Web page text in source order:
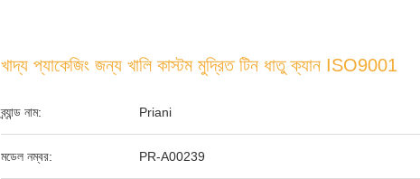
খাদ্য প্যাকেজিং জন্য খালি কাস্টম মুদ্রিত টিন ধাতু ক্যান ISO9001
ব্র্যান্ড নাম: Priani
মডেল নম্বর: PR-A00239